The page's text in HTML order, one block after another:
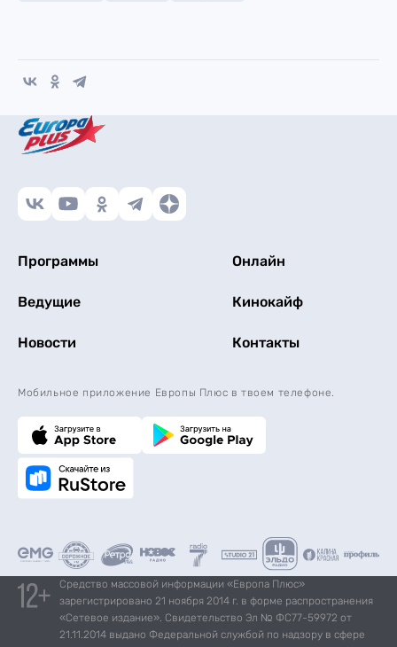
Программы Онлайн
Ведущие Кинокайф
Новости Контакты
Мобильное приложение Европы Плюс в твоем телефоне.
Средство массовой информации «Европа Плюс»
зарегистрировано 21 ноября 2014 г. в форме распространения
«Сетевое издание». Свидетельство Эл № ФС77-59972 от
21.11.2014 выдано Федеральной службой по надзору в сфере